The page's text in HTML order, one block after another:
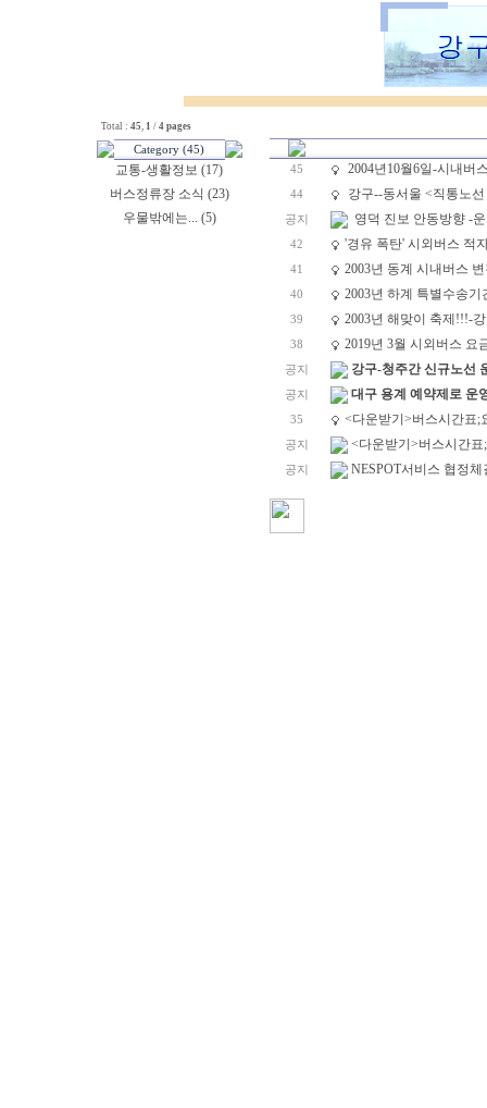
Total : 45, 1 / 4 pages
Category (45)
교통-생활정보 (17)
버스정류장 소식 (23)
우물밖에는... (5)
45 2004년10월6일-시내버
44 강구--동서울 <직통노
공지 영덕 진보 안동방향 -
42 '경유 폭탄' 시외버스 적
41 2003년 동계 시내버스
40 2003년 하계 특별수송
39 2003년 해맞이 축제!!!-
38 2019년 3월 시외버스 요
공지 강구-청주간 신규노선
공지 대구 용계 예약제로 운
35 <다운받기>버스시간표;
공지 <다운받기>버스시간표
공지 NESPOT서비스 협정